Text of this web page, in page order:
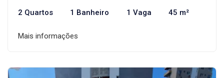
2 Quartos 1 Banheiro 1 Vaga 45 m²
Mais informações